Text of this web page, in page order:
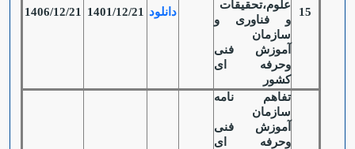
15
علوم،تحقیقات
و فناوری و
سازمان
آموزش فنی
وحرفه ای
کشور
دانلود 1401/12/21
1406/12/21
تفاهم نامه
سازمان
آموزش فنی
وحرفه ای